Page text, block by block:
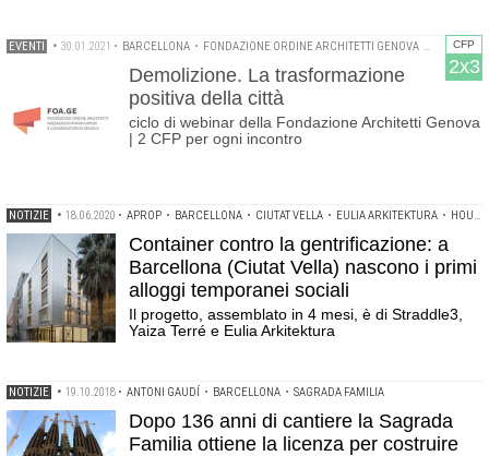
CFP
2x3
EVENTI • 30.01.2021 • BARCELLONA • FONDAZIONE ORDINE ARCHITETTI GENOVA GENOVA
Demolizione. La trasformazione
positiva della città
ciclo di webinar della Fondazione Architetti Genova
| 2 CFP per ogni incontro
NOTIZIE • 18.06.2020 • APROP • BARCELLONA • CIUTAT VELLA • EULIA ARKITEKTURA • HOUSING SOCIALE
Container contro la gentrificazione: a
Barcellona (Ciutat Vella) nascono i primi
alloggi temporanei sociali
Il progetto, assemblato in 4 mesi, è di Straddle3,
Yaiza Terré e Eulia Arkitektura
NOTIZIE • 19.10.2018 • ANTONI GAUDÍ • BARCELLONA • SAGRADA FAMILIA
Dopo 136 anni di cantiere la Sagrada
Familia ottiene la licenza per costruire